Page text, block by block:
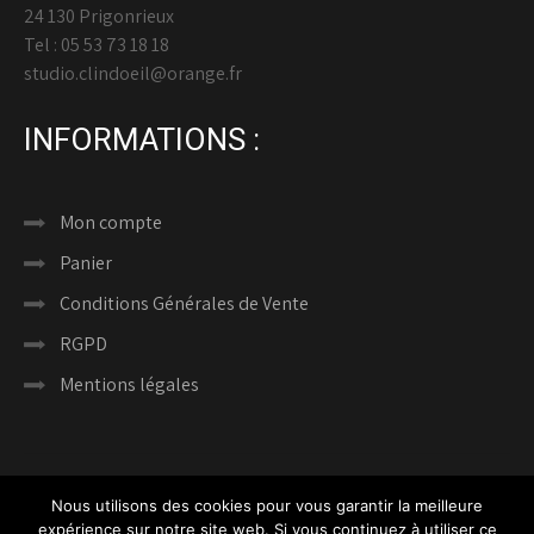
24 130 Prigonrieux
Tel : 05 53 73 18 18
studio.clindoeil@orange.fr
INFORMATIONS :
Mon compte
Panier
Conditions Générales de Vente
RGPD
Mentions légales
Nous utilisons des cookies pour vous garantir la meilleure
expérience sur notre site web. Si vous continuez à utiliser ce